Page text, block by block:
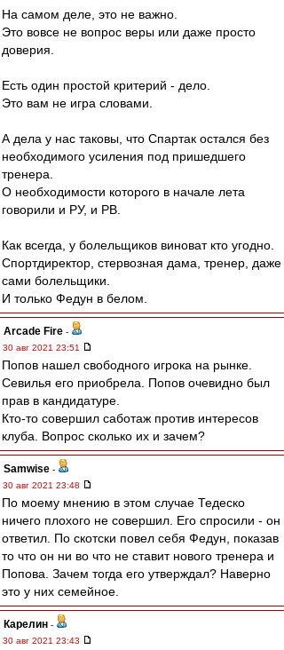
На самом деле, это не важно.
Это вовсе не вопрос веры или даже просто
доверия.
Есть один простой критерий - дело.
Это вам не игра словами.
А дела у нас таковы, что Спартак остался без
необходимого усиления под пришедшего
тренера.
О необходимости которого в начале лета
говорили и РУ, и РВ.
Как всегда, у болельщиков виноват кто угодно.
Спортдиректор, стервозная дама, тренер, даже
сами болельщики.
И только Федун в белом.
Arcade Fire -
30 авг 2021 23:51
Попов нашел свободного игрока на рынке.
Севилья его приобрела. Попов очевидно был
прав в кандидатуре.
Кто-то совершил саботаж против интересов
клуба. Вопрос сколько их и зачем?
Samwise -
30 авг 2021 23:48
По моему мнению в этом случае Тедеско
ничего плохого не совершил. Его спросили - он
ответил. По скотски повел себя Федун, показав
то что он ни во что не ставит нового тренера и
Попова. Зачем тогда его утверждал? Наверно
это у них семейное.
Карелин -
30 авг 2021 23:43